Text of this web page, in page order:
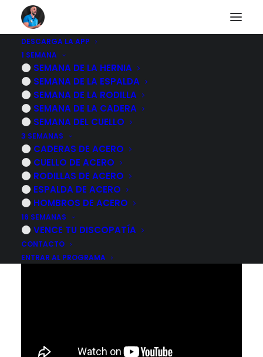
DESCARGA LA APP
1 SEMANA
SEMANA DE LA HERNIA
SEMANA DE LA ESPALDA
SEMANA DE LA RODILLA
SEMANA DE LA CADERA
SEMANA DEL CUELLO
3 SEMANAS
CADERAS DE ACERO
CUELLO DE ACERO
RODILLAS DE ACERO
ESPALDA DE ACERO
HOMBROS DE ACERO
16 SEMANAS
VENCE TU DISCOPATÍA
CONTACTO
ENTRAR AL PROGRAMA
6 EJERCICIOS para
mejorar la FLEXION
de RODILLA
17 MAYO, 2023 | POR